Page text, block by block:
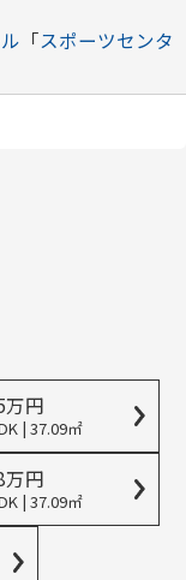
「スポーツセンタ
万円
| 37.09㎡
万円
| 37.09㎡